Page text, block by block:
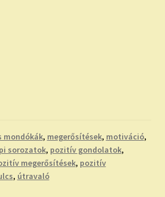
mondókák, megerősítések, motiváció,
sorozatok, pozitív gondolatok,
megerősítések, pozitív
, útravaló